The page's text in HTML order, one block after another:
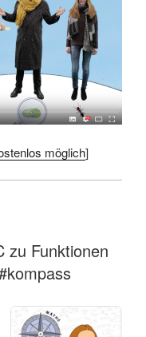
möglich]
zu Funktionen